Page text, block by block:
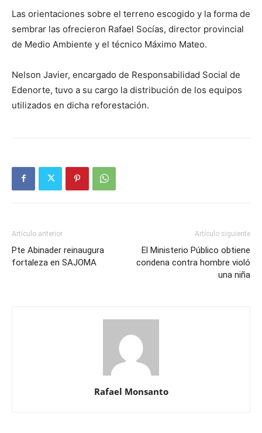
Las orientaciones sobre el terreno escogido y la forma de
sembrar las ofrecieron Rafael Socías, director provincial
de Medio Ambiente y el técnico Máximo Mateo.
Nelson Javier, encargado de Responsabilidad Social de
Edenorte, tuvo a su cargo la distribución de los equipos
utilizados en dicha reforestación.
Artículo anterior
Pte Abinader reinaugura
fortaleza en SAJOMA
Artículo siguiente
El Ministerio Público obtiene
condena contra hombre violó
una niña
Rafael Monsanto